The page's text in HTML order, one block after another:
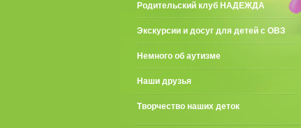
Родительский клуб НАДЕЖДА
Экскурсии и досуг для детей с ОВЗ
Немного об аутизме
Наши друзья
Творчество наших деток